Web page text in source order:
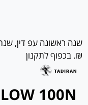
₪. בכפוף לתקנון
100N